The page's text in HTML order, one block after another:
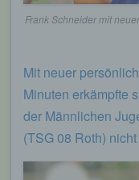
Frank Schneider mit
Mit neuer
Minuten erkämpfte
der Männlichen
(TSG 08 Roth)